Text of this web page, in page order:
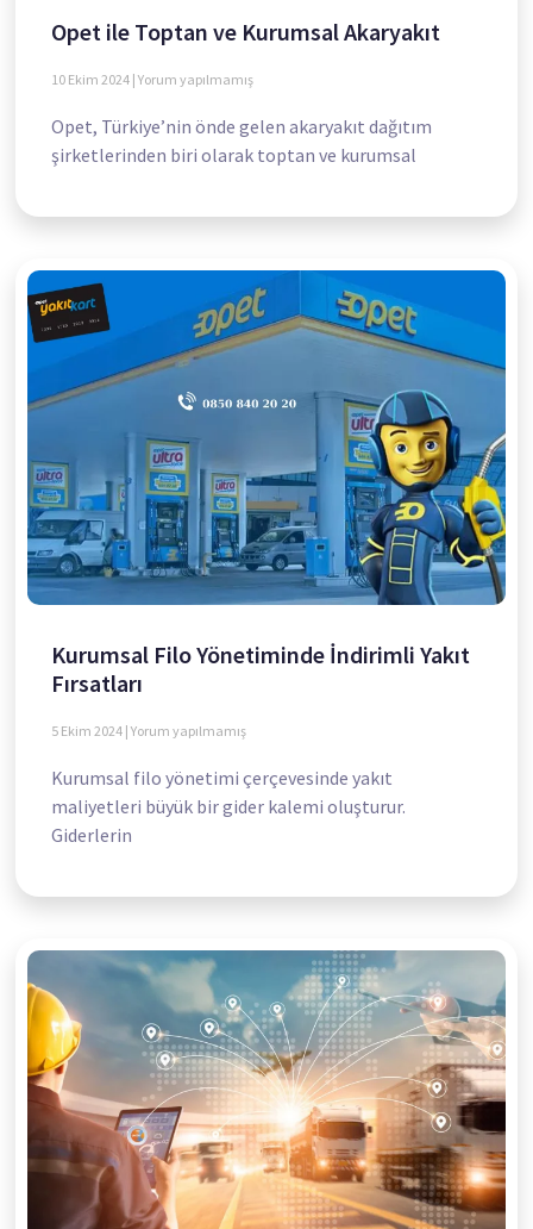
Opet ile Toptan ve Kurumsal Akaryakıt
10 Ekim 2024 Yorum yapılmamış
Opet, Türkiye’nin önde gelen akaryakıt dağıtım
şirketlerinden biri olarak toptan ve kurumsal
Kurumsal Filo Yönetiminde İndirimli Yakıt
Fırsatları
5 Ekim 2024 Yorum yapılmamış
Kurumsal filo yönetimi çerçevesinde yakıt
maliyetleri büyük bir gider kalemi oluşturur.
Giderlerin